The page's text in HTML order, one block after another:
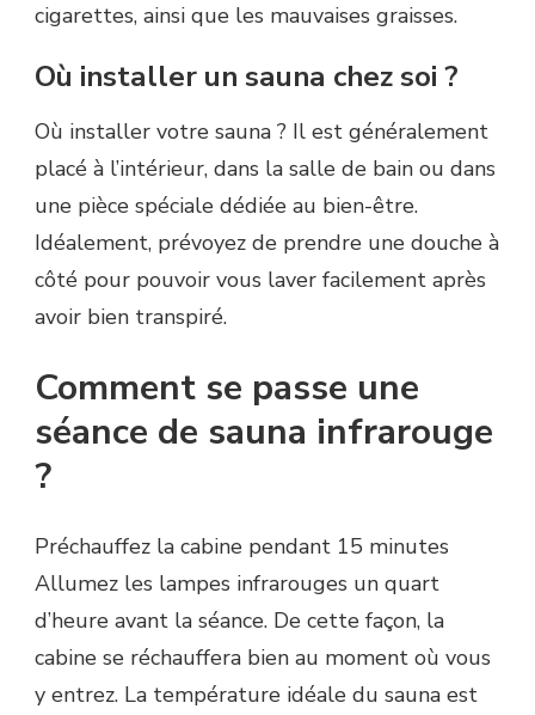
cigarettes, ainsi que les mauvaises graisses.
Où installer un sauna chez soi ?
Où installer votre sauna ? Il est généralement
placé à l’intérieur, dans la salle de bain ou dans
une pièce spéciale dédiée au bien-être.
Idéalement, prévoyez de prendre une douche à
côté pour pouvoir vous laver facilement après
avoir bien transpiré.
Comment se passe une
séance de sauna infrarouge
?
Préchauffez la cabine pendant 15 minutes
Allumez les lampes infrarouges un quart
d’heure avant la séance. De cette façon, la
cabine se réchauffera bien au moment où vous
y entrez. La température idéale du sauna est